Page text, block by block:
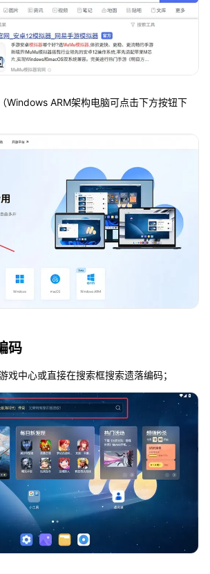
Windows ARM架构电脑可点击下方按钮下
码
戏中心或直接在搜索框搜索遗落编码；